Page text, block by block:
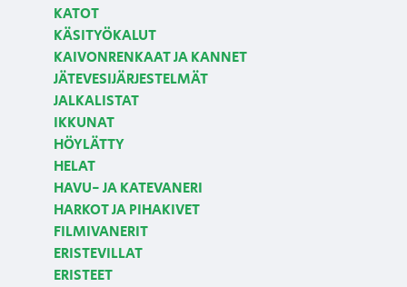
KATOT
KÄSITYÖKALUT
KAIVONRENKAAT JA KANNET
JÄTEVESIJÄRJESTELMÄT
JALKALISTAT
IKKUNAT
HÖYLÄTTY
HELAT
HAVU- JA KATEVANERI
HARKOT JA PIHAKIVET
FILMIVANERIT
ERISTEVILLAT
ERISTEET